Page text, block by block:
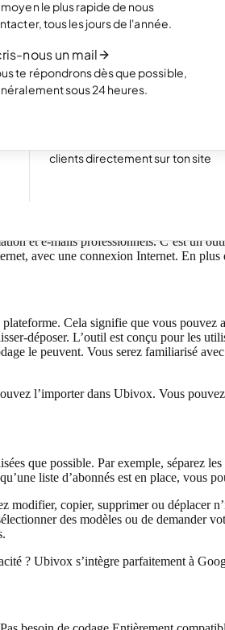
moyen le plus rapide de nous
tous les jours de l'année.
nous un mail
te répondrons dès que possible,
sous 24 heures.
Mets en valeur tes meilleurs
portfolio élégant.
Boutique en ligne
Lance ta boutique et commence
produits en ligne
clients directement sur ton site
à vos clients et à gérer
et e-mails professionnels. C’est un
avec une connexion Internet. En
Cela signifie que vous pouvez
déposer. L’outil est conçu pour les
le peuvent. Vous serez familiarisé
l’importer dans Ubivox. Vous
que possible. Par exemple, séparez
liste d’abonnés est en place, vous
copier, supprimer ou déplacer
des modèles ou de demander
? Ubivox s’intègre parfaitement à